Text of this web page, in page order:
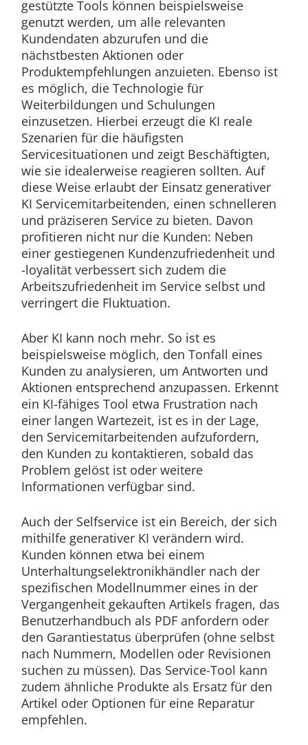
gestützte Tools können beispielsweise
genutzt werden, um alle relevanten
Kundendaten abzurufen und die
nächstbesten Aktionen oder
Produktempfehlungen anzuieten. Ebenso ist
es möglich, die Technologie für
Weiterbildungen und Schulungen
einzusetzen. Hierbei erzeugt die KI reale
Szenarien für die häufigsten
Servicesituationen und zeigt Beschäftigten,
wie sie idealerweise reagieren sollten. Auf
diese Weise erlaubt der Einsatz generativer
KI Servicemitarbeitenden, einen schnelleren
und präziseren Service zu bieten. Davon
profitieren nicht nur die Kunden: Neben
einer gestiegenen Kundenzufriedenheit und
-loyalität verbessert sich zudem die
Arbeitszufriedenheit im Service selbst und
verringert die Fluktuation.
Aber KI kann noch mehr. So ist es
beispielsweise möglich, den Tonfall eines
Kunden zu analysieren, um Antworten und
Aktionen entsprechend anzupassen. Erkennt
ein KI-fähiges Tool etwa Frustration nach
einer langen Wartezeit, ist es in der Lage,
den Servicemitarbeitenden aufzufordern,
den Kunden zu kontaktieren, sobald das
Problem gelöst ist oder weitere
Informationen verfügbar sind.
Auch der Selfservice ist ein Bereich, der sich
mithilfe generativer KI verändern wird.
Kunden können etwa bei einem
Unterhaltungselektronikhändler nach der
spezifischen Modellnummer eines in der
Vergangenheit gekauften Artikels fragen, das
Benutzerhandbuch als PDF anfordern oder
den Garantiestatus überprüfen (ohne selbst
nach Nummern, Modellen oder Revisionen
suchen zu müssen). Das Service-Tool kann
zudem ähnliche Produkte als Ersatz für den
Artikel oder Optionen für eine Reparatur
empfehlen.